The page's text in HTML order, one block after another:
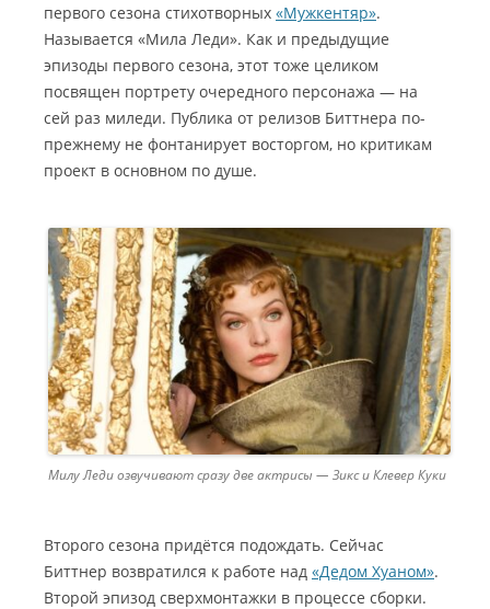
первого сезона стихотворных «Мужкентяр».
Называется «Мила Леди». Как и предыдущие
эпизоды первого сезона, этот тоже целиком
посвящен портрету очередного персонажа — на
сей раз миледи. Публика от релизов Биттнера по-
прежнему не фонтанирует восторгом, но критикам
проект в основном по душе.
Милу Леди озвучивают сразу две актрисы — Зикс и Клевер Куки
Второго сезона придётся подождать. Сейчас
Биттнер возвратился к работе над «Дедом Хуаном».
Второй эпизод сверхмонтажки в процессе сборки.